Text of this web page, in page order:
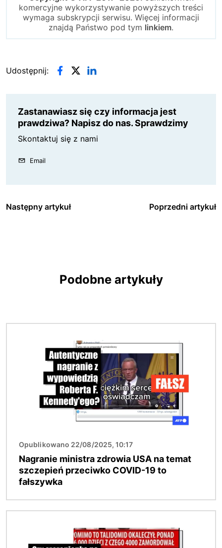
komercyjne wykorzystywanie powyższych treści
wymaga subskrypcji serwisu. Więcej informacji
znajdą Państwo pod tym linkiem.
Udostępnij:
Zastanawiasz się czy informacja jest
prawdziwa? Napisz do nas. Sprawdzimy
Skontaktuj się z nami
Email
Następny artykuł Poprzedni artykuł
Podobne artykuły
Opublikowano 22/08/2025, 10:17
Nagranie ministra zdrowia USA na temat
szczepień przeciwko COVID-19 to
fałszywka